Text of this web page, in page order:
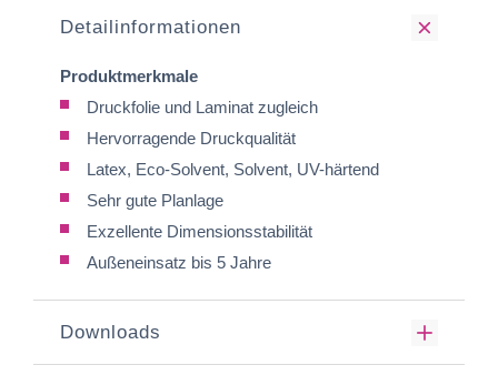
Detailinformationen
Produktmerkmale
Druckfolie und Laminat zugleich
Hervorragende Druckqualität
Latex, Eco-Solvent, Solvent, UV-härtend
Sehr gute Planlage
Exzellente Dimensionsstabilität
Außeneinsatz bis 5 Jahre
Downloads